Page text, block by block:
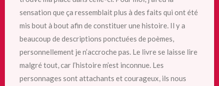
sensation que ça ressemblait plus à des faits qui ont été
mis bout à bout afin de constituer une histoire. Il y a
beaucoup de descriptions ponctuées de poèmes,
personnellement je n’accroche pas. Le livre se laisse lire
malgré tout, car l’histoire m’est inconnue. Les
personnages sont attachants et courageux, ils nous